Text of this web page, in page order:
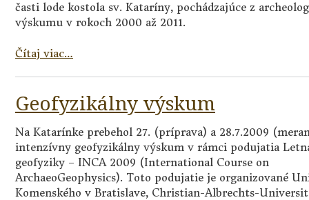
časti lode kostola sv. Kataríny, pochádzajúce z
výskumu v rokoch 2000 až 2011.
Čítaj viac…
Geofyzikálny výskum
Na Katarínke prebehol 27. (príprava) a 28.7.2009
intenzívny geofyzikálny výskum v rámci podujatia
geofyziky – INCA 2009 (International Course on
ArchaeoGeophysics). Toto podujatie je organizované
Komenského v Bratislave, Christian-Albrechts-